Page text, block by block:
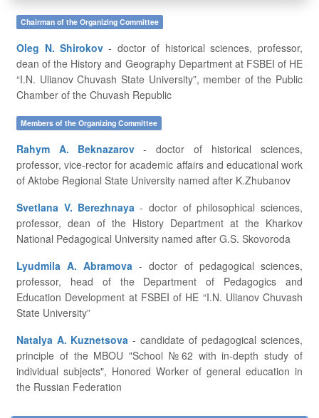
Chairman of the Organizing Committee
Oleg N. Shirokov
dean of the History and Geography Department at FSBEI of HE
“I.N. Ulianov Chuvash State University”, member of the Public
Chamber of the Chuvash Republic
Members of the Organizing Committee
Rahym A. Beknazarov
professor, vice-rector for academic affairs and educational work
of Aktobe Regional State University named after K.Zhubanov
Svetlana V. Berezhnaya
professor, dean of the History Department at the Kharkov
National Pedagogical University named after G.S. Skovoroda
Lyudmila A. Abramova
professor, head of the Department of Pedagogics and
Education Development at FSBEI of HE “I.N. Ulianov Chuvash
State University”
Natalya A. Kuznetsova
principle of the MBOU "School №62 with in-depth study of
individual subjects", Honored Worker of general education in
the Russian Federation